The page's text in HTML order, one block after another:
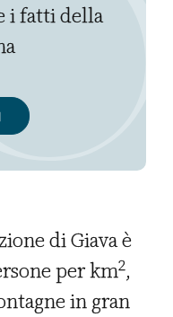
i fatti della
di Giava è
per km2,
in gran